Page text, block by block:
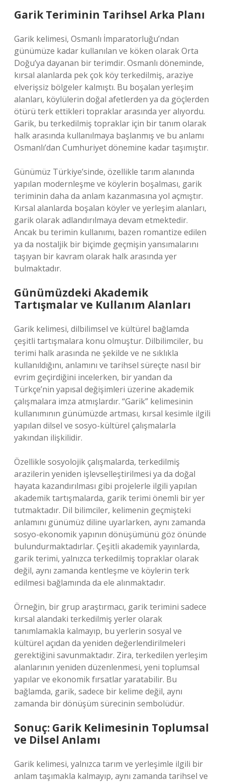
Garik Teriminin Tarihsel Arka Planı
Garik kelimesi, Osmanlı İmparatorluğu’ndan
günümüze kadar kullanılan ve köken olarak Orta
Doğu’ya dayanan bir terimdir. Osmanlı döneminde,
kırsal alanlarda pek çok köy terkedilmiş, araziye
elverişsiz bölgeler kalmıştı. Bu boşalan yerleşim
alanları, köylülerin doğal afetlerden ya da göçlerden
ötürü terk ettikleri topraklar arasında yer alıyordu.
Garik, bu terkedilmiş topraklar için bir tanım olarak
halk arasında kullanılmaya başlanmış ve bu anlamı
Osmanlı’dan Cumhuriyet dönemine kadar taşımıştır.
Günümüz Türkiye’sinde, özellikle tarım alanında
yapılan modernleşme ve köylerin boşalması, garik
teriminin daha da anlam kazanmasına yol açmıştır.
Kırsal alanlarda boşalan köyler ve yerleşim alanları,
garik olarak adlandırılmaya devam etmektedir.
Ancak bu terimin kullanımı, bazen romantize edilen
ya da nostaljik bir biçimde geçmişin yansımalarını
taşıyan bir kavram olarak halk arasında yer
bulmaktadır.
Günümüzdeki Akademik
Tartışmalar ve Kullanım Alanları
Garik kelimesi, dilbilimsel ve kültürel bağlamda
çeşitli tartışmalara konu olmuştur. Dilbilimciler, bu
terimi halk arasında ne şekilde ve ne sıklıkla
kullanıldığını, anlamını ve tarihsel süreçte nasıl bir
evrim geçirdiğini incelerken, bir yandan da
Türkçe’nin yapısal değişimleri üzerine akademik
çalışmalara imza atmışlardır. “Garik” kelimesinin
kullanımının günümüzde artması, kırsal kesimle ilgili
yapılan dilsel ve sosyo-kültürel çalışmalarla
yakından ilişkilidir.
Özellikle sosyolojik çalışmalarda, terkedilmiş
arazilerin yeniden işlevselleştirilmesi ya da doğal
hayata kazandırılması gibi projelerle ilgili yapılan
akademik tartışmalarda, garik terimi önemli bir yer
tutmaktadır. Dil bilimciler, kelimenin geçmişteki
anlamını günümüz diline uyarlarken, aynı zamanda
sosyo-ekonomik yapının dönüşümünü göz önünde
bulundurmaktadırlar. Çeşitli akademik yayınlarda,
garik terimi, yalnızca terkedilmiş topraklar olarak
değil, aynı zamanda kentleşme ve köylerin terk
edilmesi bağlamında da ele alınmaktadır.
Örneğin, bir grup araştırmacı, garik terimini sadece
kırsal alandaki terkedilmiş yerler olarak
tanımlamakla kalmayıp, bu yerlerin sosyal ve
kültürel açıdan da yeniden değerlendirilmeleri
gerektiğini savunmaktadır. Zira, terkedilen yerleşim
alanlarının yeniden düzenlenmesi, yeni toplumsal
yapılar ve ekonomik fırsatlar yaratabilir. Bu
bağlamda, garik, sadece bir kelime değil, aynı
zamanda bir dönüşüm sürecinin sembolüdür.
Sonuç: Garik Kelimesinin Toplumsal
ve Dilsel Anlamı
Garik kelimesi, yalnızca tarım ve yerleşimle ilgili bir
anlam taşımakla kalmayıp, aynı zamanda tarihsel ve